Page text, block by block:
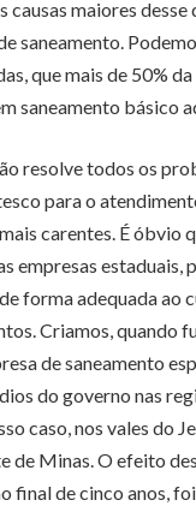
causas maiores
saneamento.
que mais de 50%
saneamento básico
resolve todos os
para o
carentes. É óbvio
empresas estaduais,
forma adequada ao
Criamos, quando
de saneamento
do governo nas
caso, nos vales do
de Minas. O efeito
final de cinco anos,